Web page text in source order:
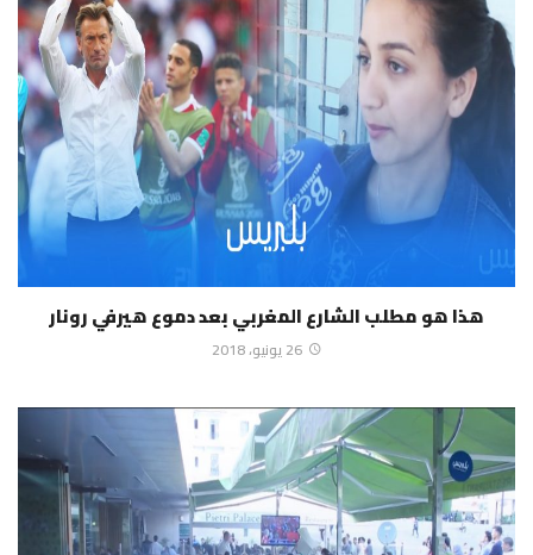
هذا هو مطلب الشارع المغربي بعد دموع هيرفي رونار
26 يونيو، 2018